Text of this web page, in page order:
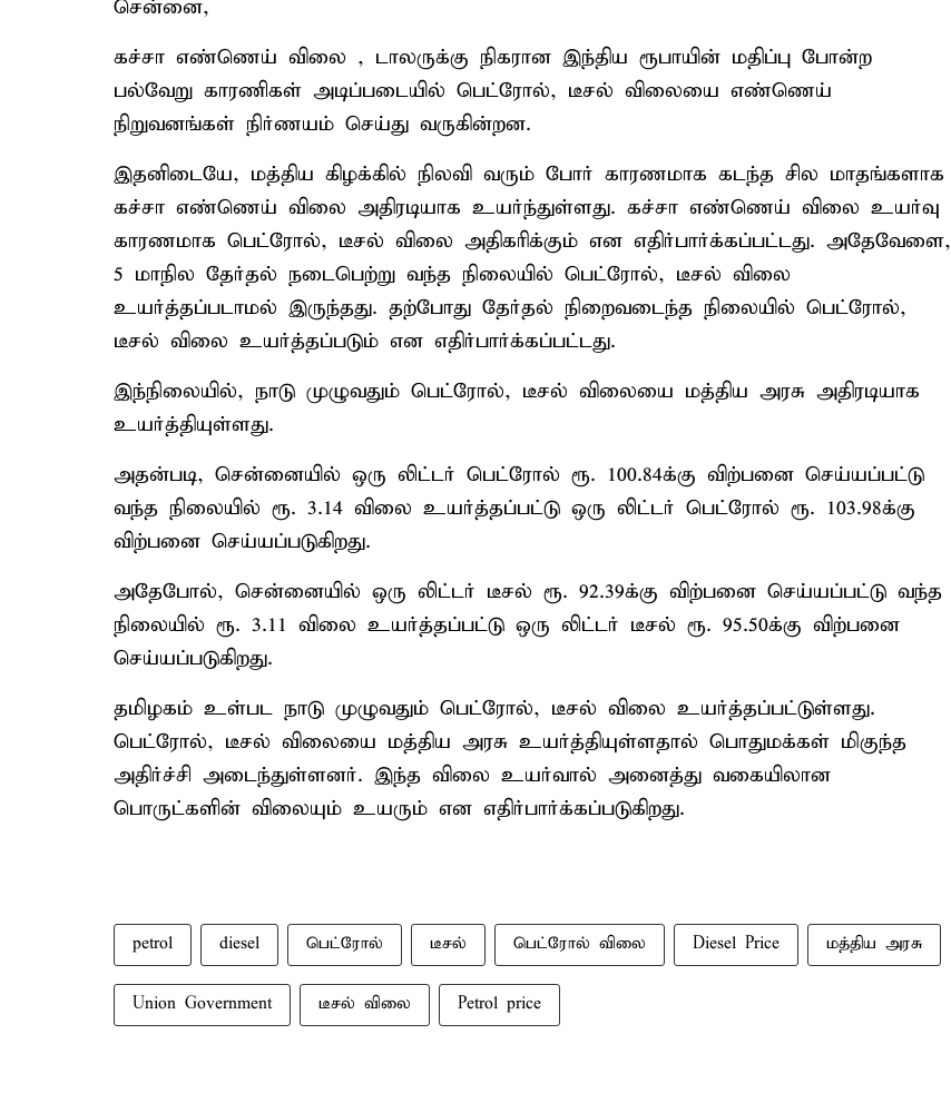
சென்னை,
கச்சா எண்ணெய் விலை , டாலருக்கு நிகரான இந்திய ரூபாயின் மதிப்பு போன்ற
பல்வேறு காரணிகள் அடிப்படையில் பெட்ரோல், டீசல் விலையை எண்ணெய்
நிறுவனங்கள் நிர்ணயம் செய்து வருகின்றன.
இதனிடையே, மத்திய கிழக்கில் நிலவி வரும் போர் காரணமாக கடந்த சில மாதங்களாக
கச்சா எண்ணெய் விலை அதிரடியாக உயர்ந்துள்ளது. கச்சா எண்ணெய் விலை உயர்வு
காரணமாக பெட்ரோல், டீசல் விலை அதிகரிக்கும் என எதிர்பார்க்கப்பட்டது. அதேவேளை,
5 மாநில தேர்தல் நடைபெற்று வந்த நிலையில் பெட்ரோல், டீசல் விலை
உயர்த்தப்படாமல் இருந்தது. தற்போது தேர்தல் நிறைவடைந்த நிலையில் பெட்ரோல்,
டீசல் விலை உயர்த்தப்படும் என எதிர்பார்க்கப்பட்டது.
இந்நிலையில், நாடு முழுவதும் பெட்ரோல், டீசல் விலையை மத்திய அரசு அதிரடியாக
உயர்த்தியுள்ளது.
அதன்படி, சென்னையில் ஒரு லிட்டர் பெட்ரோல் ரூ. 100.84க்கு விற்பனை செய்யப்பட்டு
வந்த நிலையில் ரூ. 3.14 விலை உயர்த்தப்பட்டு ஒரு லிட்டர் பெட்ரோல் ரூ. 103.98க்கு
விற்பனை செய்யப்படுகிறது.
அதேபோல், சென்னையில் ஒரு லிட்டர் டீசல் ரூ. 92.39க்கு விற்பனை செய்யப்பட்டு வந்த
நிலையில் ரூ. 3.11 விலை உயர்த்தப்பட்டு ஒரு லிட்டர் டீசல் ரூ. 95.50க்கு விற்பனை
செய்யப்படுகிறது.
தமிழகம் உள்பட நாடு முழுவதும் பெட்ரோல், டீசல் விலை உயர்த்தப்பட்டுள்ளது.
பெட்ரோல், டீசல் விலையை மத்திய அரசு உயர்த்தியுள்ளதால் பொதுமக்கள் மிகுந்த
அதிர்ச்சி அடைந்துள்ளனர். இந்த விலை உயர்வால் அனைத்து வகையிலான
பொருட்களின் விலையும் உயரும் என எதிர்பார்க்கப்படுகிறது.
petrol diesel பெட்ரோல் டீசல் பெட்ரோல் விலை Diesel Price மத்திய அரசு
Union Government டீசல் விலை Petrol price